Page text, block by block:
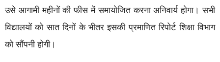
उसे आगामी महीनों की फीस में समायोजित करना अनिवार्य होगा। सभी
विद्यालयों को सात दिनों के भीतर इसकी प्रमाणित रिपोर्ट शिक्षा विभाग
को सौंपनी होगी।